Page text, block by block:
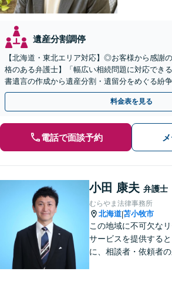
遺産分割調停
【北海道・東北エリア対応】◎お客様から感謝
格のある弁護士】「幅広い相続問題に対応でき
書遺言の作成から遺産分割・遺留分をめぐる紛
じた最適な方法をご提案します【夜間相談可】
料金表を見る
電話で面談予約
小田 康夫 弁護士
むらやま法律事務所
北海道|苫小牧市
この地域に不可欠な
サービスを提供する
に、相談者・依頼者の